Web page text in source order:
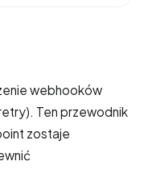
webhooków
Ten przewodnik
zostaje